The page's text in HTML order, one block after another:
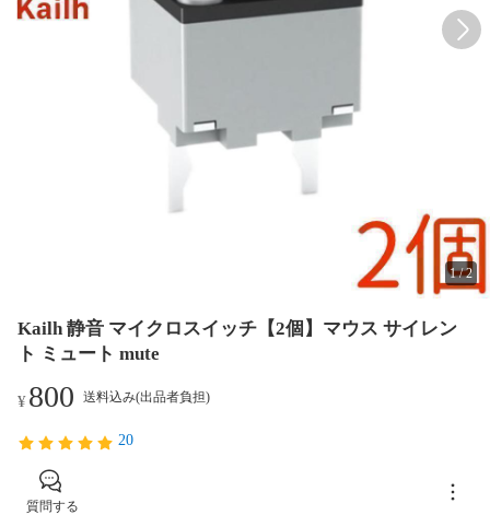
1/2
Kailh 静音 マイクロスイッチ【2個】マウス サイレン
ト ミュート mute
¥800 送料込み(出品者負担)
20
質問する